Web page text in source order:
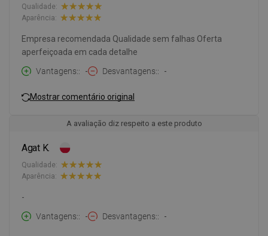
Qualidade:
Aparência:
Empresa recomendada Qualidade sem falhas Oferta
aperfeiçoada em cada detalhe
Vantagens:
- Desvantagens: -
Mostrar comentário original
A avaliação diz respeito a este produto
Agat K.
Qualidade:
Aparência:
-
Vantagens:
- Desvantagens: -